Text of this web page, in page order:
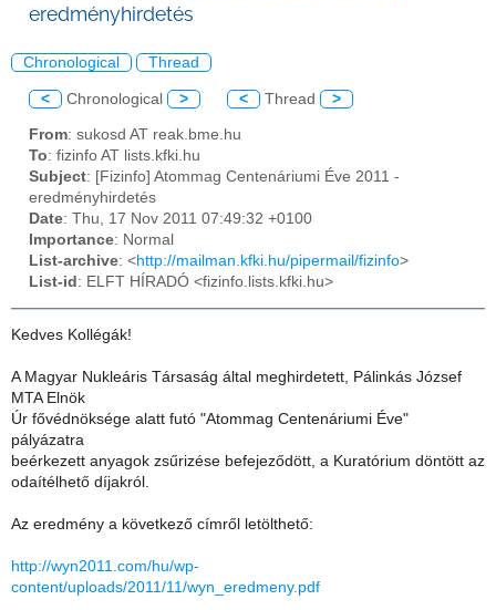
eredményhirdetés
Chronological Thread
< Chronological > < Thread >
From: sukosd AT reak.bme.hu
To: fizinfo AT lists.kfki.hu
Subject: [Fizinfo] Atommag Centenáriumi Éve 2011 -
eredményhirdetés
Date: Thu, 17 Nov 2011 07:49:32 +0100
Importance: Normal
List-archive: <http://mailman.kfki.hu/pipermail/fizinfo>
List-id : ELFT HÍRADÓ <fizinfo.lists.kfki.hu>
Kedves Kollégák!
A Magyar Nukleáris Társaság által meghirdetett, Pálinkás József
MTA Elnök
Úr fővédnöksége alatt futó "Atommag Centenáriumi Éve"
pályázatra
beérkezett anyagok zsűrizése befejeződött, a Kuratórium döntött az
odaítélhető díjakról.
Az eredmény a következő címről letölthető:
http://wyn2011.com/hu/wp-
content/uploads/2011/11/wyn_eredmeny.pdf